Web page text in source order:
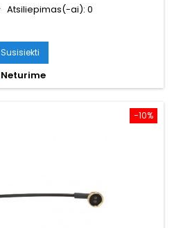
Atsiliepimas(-ai): 0
Susisiekti
Neturime
−10%